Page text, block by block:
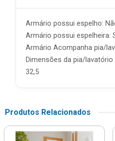
Armário possui espelho:
Armário possui espelheira:
Armário Acompanha pia/
Dimensões da pia/lavatório
32,5
Produtos Relacionados